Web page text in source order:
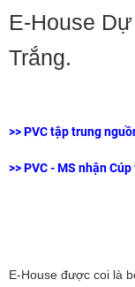
E-House
Trắng.
>>PVC tập trung
>>PVC - MS nhận
E-House được coi là